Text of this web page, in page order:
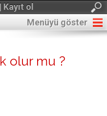
ol
Menüyü göster
olur mu ?